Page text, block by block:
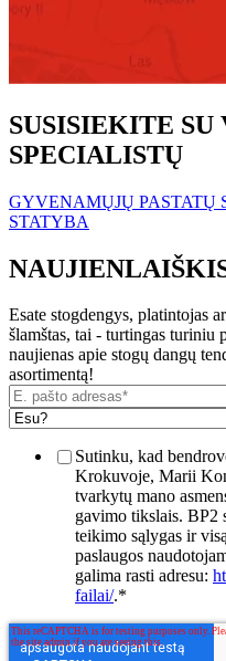
SUSISIEKITE SU
SPECIALISTŲ
GYVENAMŲJŲ PASTATŲ
STATYBA
Esate stogdengys, platintojas
šlamštas, tai - turtingas turiniu
naujienas apie stogų dangų
asortimentą!
Sutinku, kad
Krokuvoje, Marii
tvarkytų mano
gavimo tikslais. BP2
teikimo sąlygas ir
paslaugos
galima rasti adresu:
failai/.*